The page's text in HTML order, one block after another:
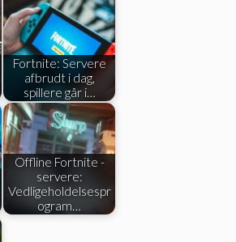
Fortnite: Servere
afbrudt i dag,
spillere går i…
Offline Fortnite -
servere:
Vedligeholdelsespr
ogram…